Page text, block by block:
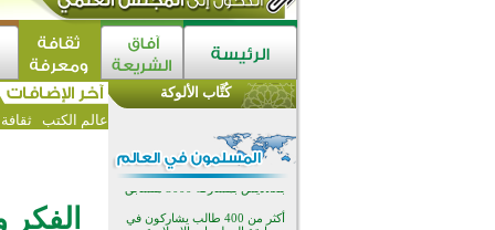
عالم الكتب
كُتَّاب الألوكة
اختتام الدورة التاسعة لمسابقة حفظ
وتلاوة القرآن الكريم في أزناكاييف
تيسليتش تختتم برنامجا تعليميا لتعزيز
القيم وبناء الشخصية للشباب
المسلمين
اختتام منافسات قرآنية متميزة في
أكثر من 400 طالب يشاركون في
مسابقة المعلومات الإسلامية
بأستراليا
افتتاح تاريخي لأول مسجد في بلييفليا
بالجبل الأسود منذ أكثر من قرن